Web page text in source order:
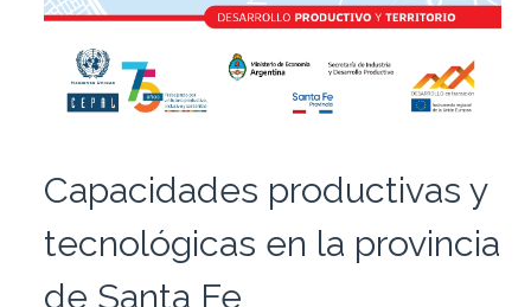
Capacidades productivas y
tecnológicas en la provincia
de Santa Fe